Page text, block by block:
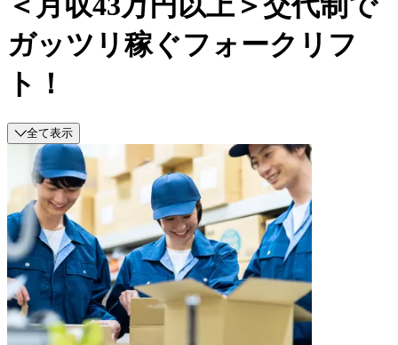
ガッツリ稼ぐフォークリフ
ト！
全て表示